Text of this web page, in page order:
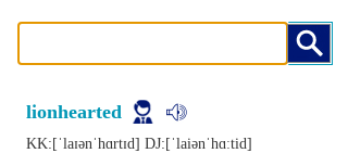
lionhearted
KK:[ˈlaɪǝnˈhɑrtɪd] DJ:[ˈlaiǝnˈhɑːtid]